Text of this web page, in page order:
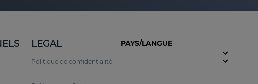
fait deRETIAGEl’un des traitements anti-âge les
LEGAL
Politique de confidentialité
PAYS/LANGUE